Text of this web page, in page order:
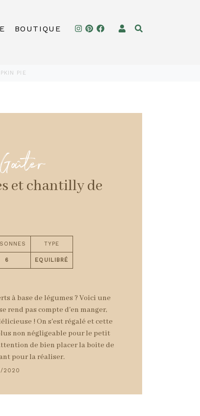
BOUTIQUE
PIE
et chantilly de
TYPE
6 EQUILIBRÉ
à base de légumes ? Voici une
rend pas compte d'en manger,
! On s'est régalé et cette
non négligeable pour le petit
de bien placer la boite de
pour la réaliser.
2020